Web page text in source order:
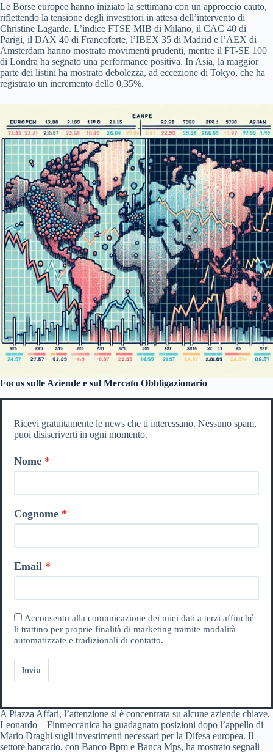
Le Borse europee hanno iniziato la settimana con un approccio cauto,
riflettendo la tensione degli investitori in attesa dell’intervento di
Christine Lagarde. L’indice FTSE MIB di Milano, il CAC 40 di
Parigi, il DAX 40 di Francoforte, l’IBEX 35 di Madrid e l’AEX di
Amsterdam hanno mostrato movimenti prudenti, mentre il FT-SE 100
di Londra ha segnato una performance positiva. In Asia, la maggior
parte dei listini ha mostrato debolezza, ad eccezione di Tokyo, che ha
registrato un incremento dello 0,35%.
Focus sulle Aziende e sul Mercato Obbligazionario
Ricevi gratuitamente le news che ti interessano. Nessuno spam,
puoi disiscriverti in ogni momento.
Nome
Cognome
Email
Acconsento alla comunicazione dei miei dati a terzi affinché
li trattino per proprie finalità di marketing tramite modalità
automatizzate e tradizionali di contatto.
Invia
A Piazza Affari, l’attenzione si è concentrata su alcune aziende chiave.
Leonardo – Finmeccanica ha guadagnato posizioni dopo l’appello di
Mario Draghi sugli investimenti necessari per la Difesa europea. Il
settore bancario, con Banco Bpm e Banca Mps, ha mostrato segnali